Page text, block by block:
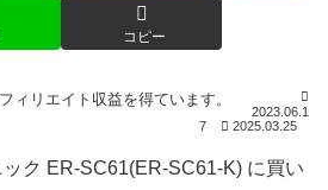
コピー
2023.06.1
7
2025.03.25